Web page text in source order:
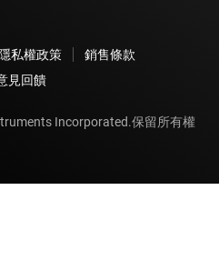
隱私權政策
銷售條款
見回饋
Incorporated.保留所有權